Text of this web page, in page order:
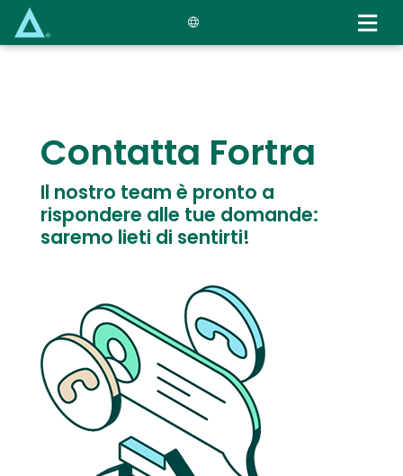
main
Contatta Fortra
Il nostro team è pronto a
rispondere alle tue domande:
saremo lieti di sentirti!